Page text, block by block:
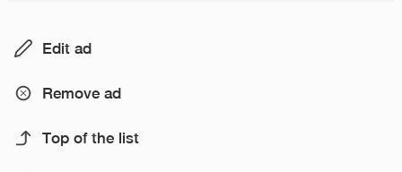
Edit ad
Remove ad
Top of the list